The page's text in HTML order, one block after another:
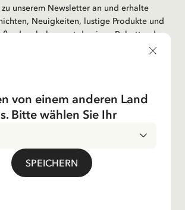
unserem Newsletter an und erhalte
Neuigkeiten, lustige Produkte und
bekommst du einen Rabattcode
die Allgemeinen
von einem anderen Land
Bitte wählen Sie Ihr
SPEICHERN